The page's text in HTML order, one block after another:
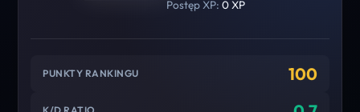
Postęp XP: 0 XP
PUNKTY RANKINGU 100